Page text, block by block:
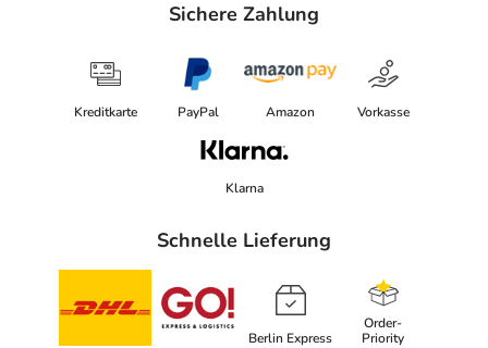
Sichere Zahlung
Kreditkarte PayPal Amazon Vorkasse
Klarna
Schnelle Lieferung
Berlin Express
Order-
Priority